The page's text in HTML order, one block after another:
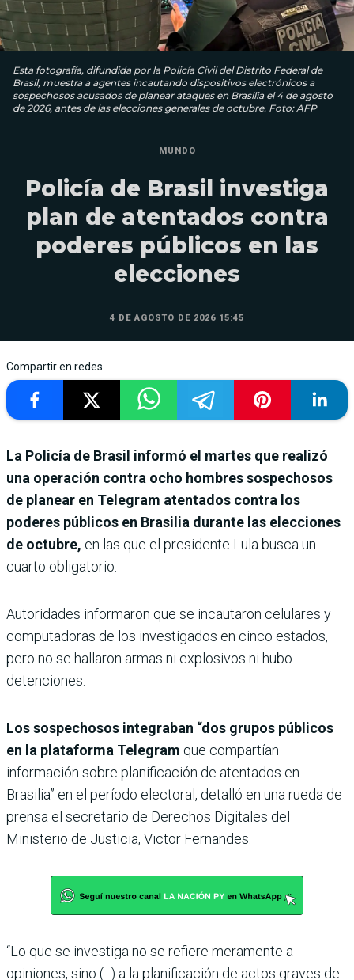
Esta fotografía, difundida por la Policía Civil del Distrito Federal de
Brasil, muestra a agentes incautando dispositivos electrónicos a
sospechosos acusados ​​de planear ataques en Brasilia el 4 de agosto
de 2026, antes de las elecciones generales de octubre. Foto: AFP
MUNDO
Policía de Brasil investiga
plan de atentados contra
poderes públicos en las
elecciones
4 DE AGOSTO DE 2026 15:45
Compartir en redes
La Policía de Brasil informó el martes que realizó
una operación contra ocho hombres sospechosos
de planear en Telegram atentados contra los
poderes públicos en Brasilia durante las elecciones
de octubre, en las que el presidente Lula busca un
cuarto obligatorio.
Autoridades informaron que se incautaron celulares y
computadoras de los investigados en cinco estados,
pero no se hallaron armas ni explosivos ni hubo
detenciones.
Los sospechosos integraban “dos grupos públicos
en la plataforma Telegram que compartían
información sobre planificación de atentados en
Brasilia” en el período electoral, detalló en una rueda de
prensa el secretario de Derechos Digitales del
Ministerio de Justicia, Victor Fernandes.
“Lo que se investiga no se refiere meramente a
opiniones, sino (...) a la planificación de actos graves de